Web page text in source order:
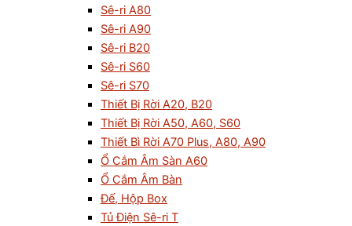
Sê-ri A80
Sê-ri A90
Sê-ri B20
Sê-ri S60
Sê-ri S70
Thiết Bị Rời A20, B20
Thiết Bị Rời A50, A60, S60
Thiết Bì Rời A70 Plus, A80, A90
Ổ Cắm Âm Sàn A60
Ổ Cắm Âm Bàn
Đế, Hộp Box
Tủ Điện Sê-ri T